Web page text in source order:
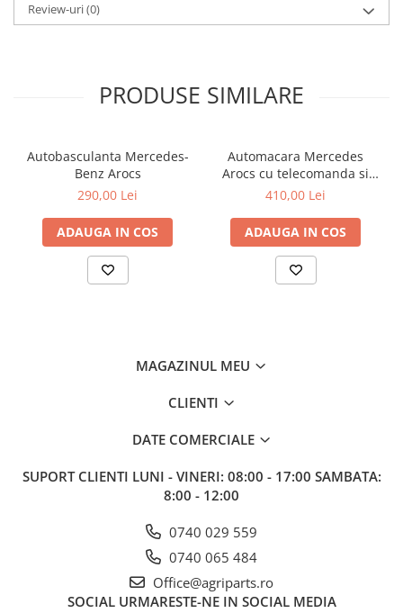
Review-uri(0)
PRODUSE SIMILARE
Autobasculanta Mercedes-
Benz Arocs
290,00 Lei
ADAUGA IN COS
Automacara Mercedes
Arocs cu telecomanda si
lumini - Jamara 404950
410,00 Lei
ADAUGA IN COS
MAGAZINUL MEU
CLIENTI
DATE COMERCIALE
SUPORT CLIENTI LUNI - VINERI: 08:00 - 17:00 SAMBATA:
8:00 - 12:00
0740 029 559
0740 065 484
Office@agriparts.ro
SOCIAL URMARESTE-NE IN SOCIAL MEDIA